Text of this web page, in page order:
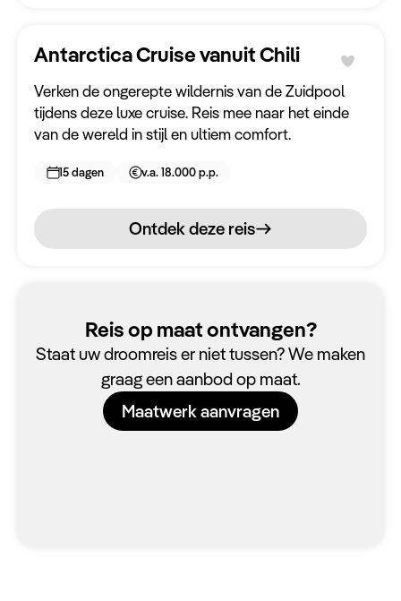
Maart 2027
Mei 2027
Juni 2027
Juli 2027
Intensiteit
Reset alle filters Toon4 reizen
Antarctica Cruise vanuit Chili
Verken de ongerepte wildernis van de Zuidpool
tijdens deze luxe cruise. Reis mee naar het einde
van de wereld in stijl en ultiem comfort.
15 dagen v.a. 18.000 p.p.
Ontdek deze reis
Reis op maat ontvangen?
Staat uw droomreis er niet tussen? We maken
graag een aanbod op maat.
Maatwerk aanvragen